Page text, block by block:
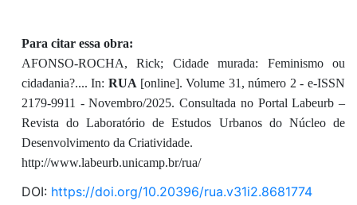
Para citar essa obra:
AFONSO-ROCHA, Rick; Cidade murada: Feminismo ou
cidadania?.... In:RUA [online]. Volume 31, número 2 - e-ISSN
2179-9911 - Novembro/2025. Consultada no Portal Labeurb –
Revista do Laboratório de Estudos Urbanos do Núcleo de
Desenvolvimento da Criatividade.
http://www.labeurb.unicamp.br/rua/
DOI: https://doi.org/10.20396/rua.v31i2.8681774